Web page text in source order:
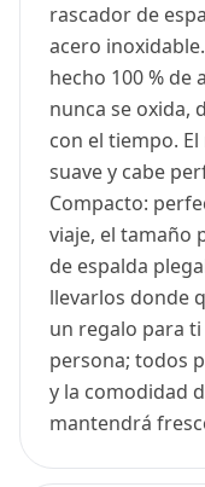
rascador de
acero
hecho 100 % de
nunca se oxida,
con el tiempo.
suave y cabe
Compacto:
viaje, el tamaño
de espalda
llevarlos donde
un regalo para
persona; todos
y la comodidad
mantendrá